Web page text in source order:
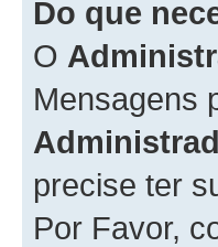
Do que
O
Mensagens
precise ter
Por Favor,